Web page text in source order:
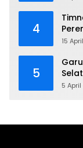
4
15
5
2025
5